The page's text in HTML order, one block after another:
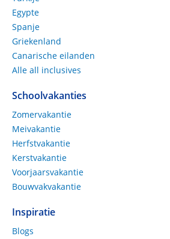
Egypte
Spanje
Griekenland
Canarische eilanden
Alle all inclusives
Schoolvakanties
Zomervakantie
Meivakantie
Herfstvakantie
Kerstvakantie
Voorjaarsvakantie
Bouwvakvakantie
Inspiratie
Blogs